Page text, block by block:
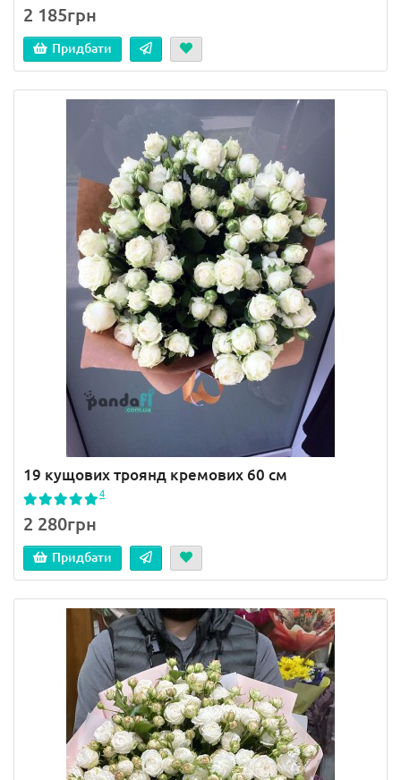
2 185грн
Придбати
19 кущових троянд кремових 60 см
4
2 280грн
Придбати